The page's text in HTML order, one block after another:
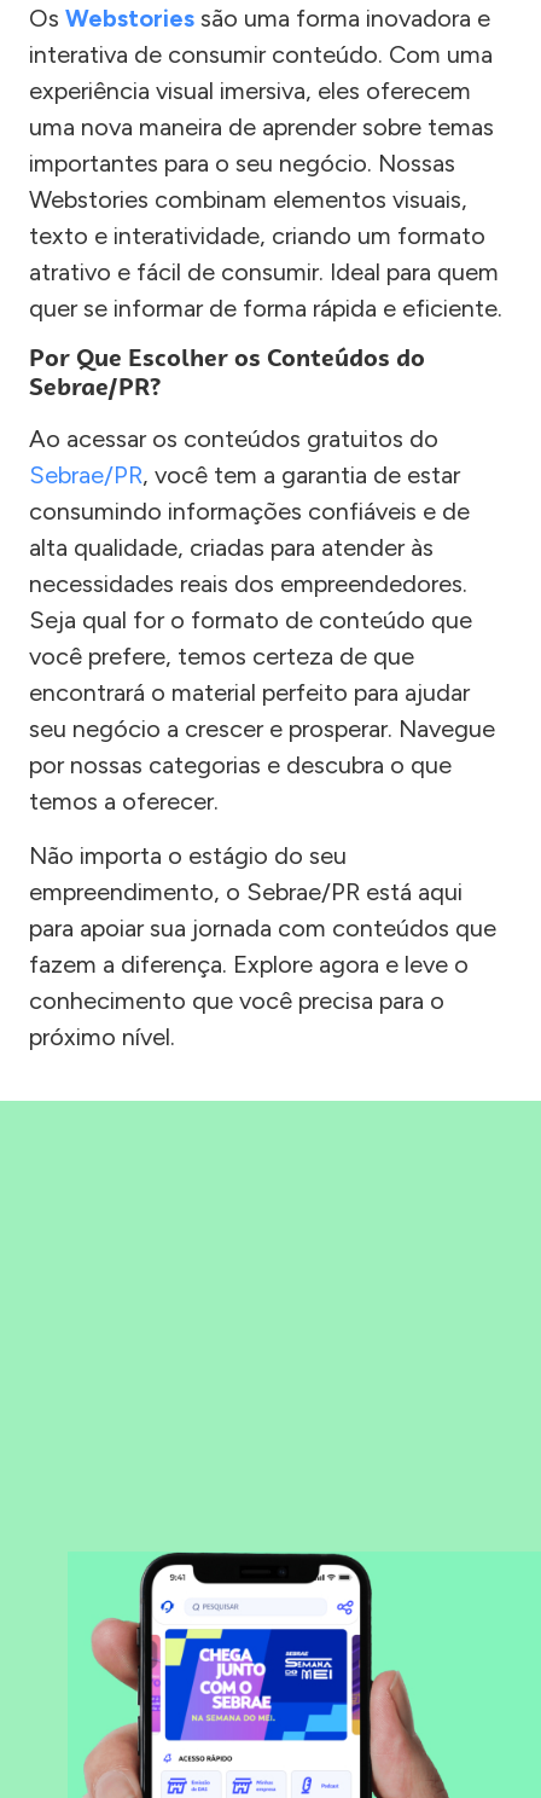
Os Webstories são uma forma inovadora e
interativa de consumir conteúdo. Com uma
experiência visual imersiva, eles oferecem
uma nova maneira de aprender sobre temas
importantes para o seu negócio. Nossas
Webstories combinam elementos visuais,
texto e interatividade, criando um formato
atrativo e fácil de consumir. Ideal para quem
quer se informar de forma rápida e eficiente.
Por Que Escolher os Conteúdos do
Sebrae/PR?
Ao acessar os conteúdos gratuitos do
Sebrae/PR, você tem a garantia de estar
consumindo informações confiáveis e de
alta qualidade, criadas para atender às
necessidades reais dos empreendedores.
Seja qual for o formato de conteúdo que
você prefere, temos certeza de que
encontrará o material perfeito para ajudar
seu negócio a crescer e prosperar. Navegue
por nossas categorias e descubra o que
temos a oferecer.
Não importa o estágio do seu
empreendimento, o Sebrae/PR está aqui
para apoiar sua jornada com conteúdos que
fazem a diferença. Explore agora e leve o
conhecimento que você precisa para o
próximo nível.